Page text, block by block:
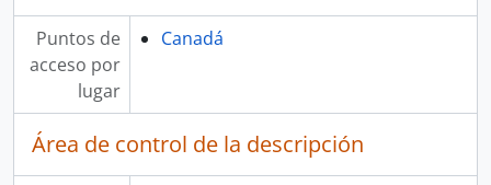
Puntos de
acceso por
lugar
Canadá
Área de control de la descripción